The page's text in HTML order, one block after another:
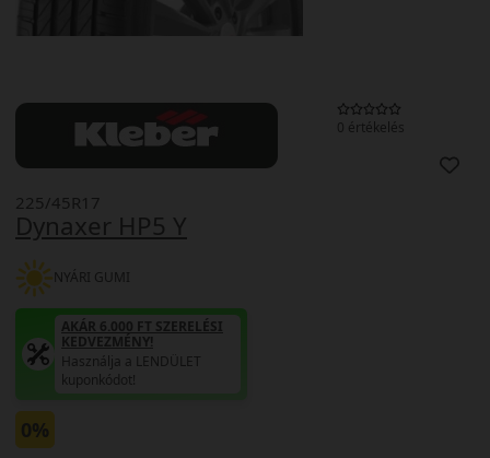
0 értékelés
Dynaxer HP5 Y
225/45R17
NYÁRI GUMI
AKÁR 6.000 FT SZERELÉSI
KEDVEZMÉNY!
Használja a LENDÜLET
kuponkódot!
0%